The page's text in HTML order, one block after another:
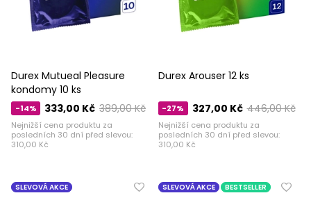
Durex Mutueal Pleasure
kondomy 10 ks
-14% 389,00 Kč
333,00 Kč
Nejnižší cena produktu za
posledních 30 dní před slevou:
310,00 Kč
Durex Arouser 12 ks
-27% 446,00 Kč
327,00 Kč
Nejnižší cena produktu za
posledních 30 dní před slevou:
310,00 Kč
SLEVOVÁ AKCE SLEVOVÁ AKCE BESTSELLER